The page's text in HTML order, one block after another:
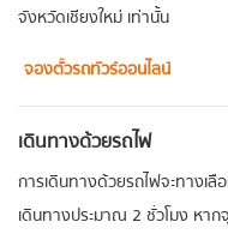
จังหวัดเชียงใหม่ เท่านั้น
จองตั๋วรถทัวร์ออนไลน์
เดินทางด้วยรถไฟ
การเดินทางด้วยรถไฟจะทางเลื
เดินทางประมาณ 2 ชั่วโมง หา